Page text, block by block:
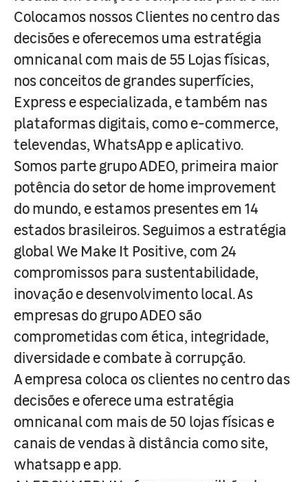
Colocamos nossos Clientes no centro das
decisões e oferecemos uma estratégia
omnicanal com mais de 55 Lojas físicas,
nos conceitos de grandes superfícies,
Express e especializada, e também nas
plataformas digitais, como e-commerce,
televendas, WhatsApp e aplicativo.
Somos parte grupo ADEO, primeira maior
potência do setor de home improvement
do mundo, e estamos presentes em 14
estados brasileiros. Seguimos a estratégia
global We Make It Positive, com 24
compromissos para sustentabilidade,
inovação e desenvolvimento local. As
empresas do grupo ADEO são
comprometidas com ética, integridade,
diversidade e combate à corrupção.
A empresa coloca os clientes no centro das
decisões e oferece uma estratégia
omnicanal com mais de 50 lojas físicas e
canais de vendas à distância como site,
whatsapp e app.